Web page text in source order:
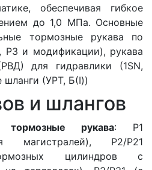
обеспечивая гибкое
до 1,0 МПа. Основные
тормозные рукава по
и модификации), рукава
для гидравлики (1SN,
шланги (УРТ, Б(I))
и шлангов
тормозные рукава: Р1
магистралей), Р2/Р21
цилиндров с